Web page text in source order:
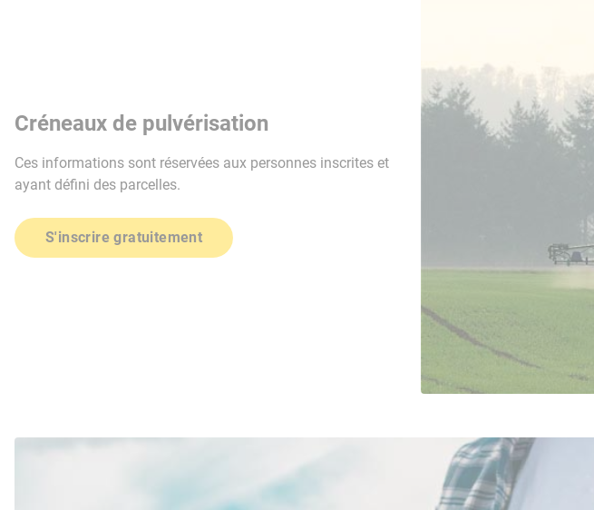
Créneaux de pulvérisation
Ces informations sont réservées aux personnes inscrites et
ayant défini des parcelles.
S'inscrire gratuitement